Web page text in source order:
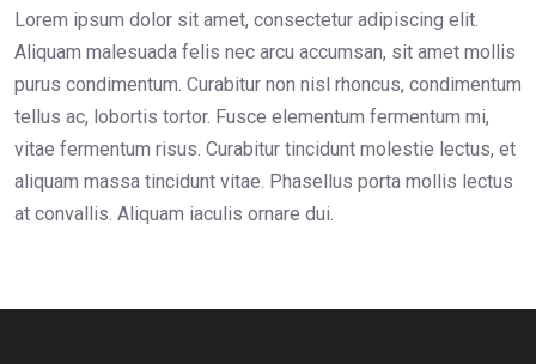
Lorem ipsum dolor sit amet, consectetur adipiscing elit.
Aliquam malesuada felis nec arcu accumsan, sit amet mollis
purus condimentum. Curabitur non nisl rhoncus, condimentum
tellus ac, lobortis tortor. Fusce elementum fermentum mi,
vitae fermentum risus. Curabitur tincidunt molestie lectus, et
aliquam massa tincidunt vitae. Phasellus porta mollis lectus
at convallis. Aliquam iaculis ornare dui.